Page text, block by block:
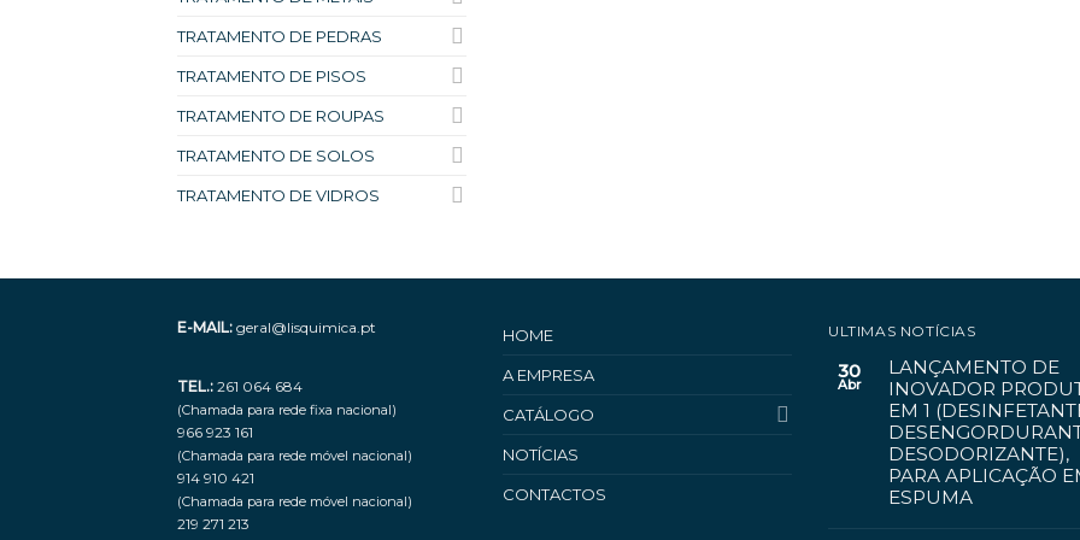
TRATAMENTO DE PEDRAS
TRATAMENTO DE PISOS
TRATAMENTO DE ROUPAS
TRATAMENTO DE SOLOS
TRATAMENTO DE VIDROS
E-MAIL: geral@lisquimica.pt
TEL.: 261 064 684
(Chamada para rede fixa nacional)
966 923 161
(Chamada para rede móvel nacional)
914 910 421
(Chamada para rede móvel nacional)
219 271 213
HOME
A EMPRESA
CATÁLOGO
NOTÍCIAS
CONTACTOS
ULTIMAS NOTÍCIAS
30
Abr
LANÇAMENTO DE
INOVADOR
EM 1
DESODORIZANTE),
PARA APLICAÇÃO
ESPUMA